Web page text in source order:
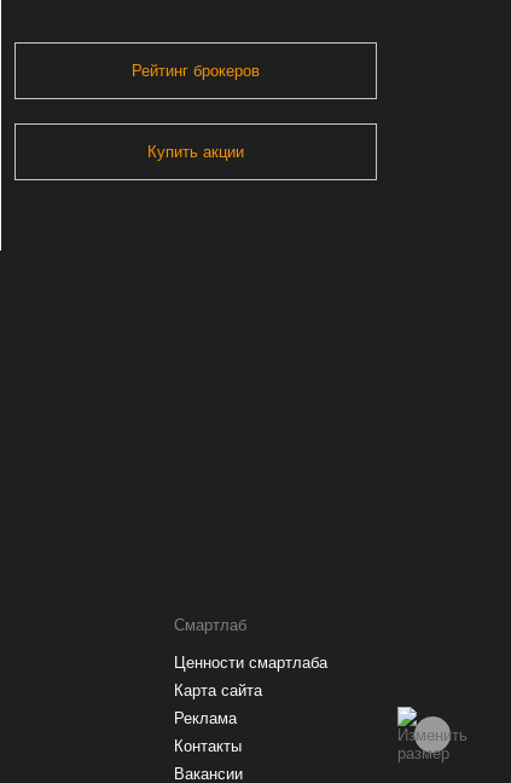
Рейтинг брокеров
Купить акции
Смартлаб
Ценности смартлаба
Карта сайта
Реклама
Контакты
Вакансии